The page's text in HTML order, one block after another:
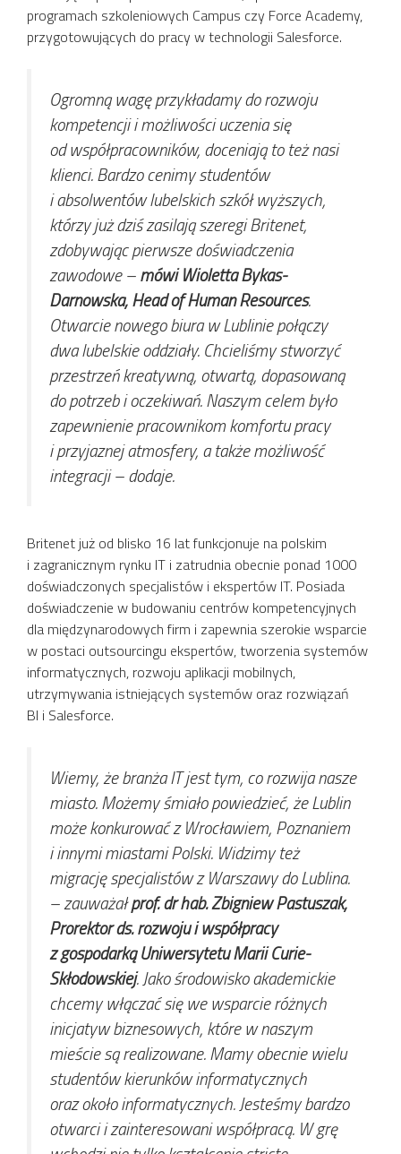
programach szkoleniowych Campus czy Force Academy,
przygotowujących do pracy w technologii Salesforce.
Ogromną wagę przykładamy do rozwoju
kompetencji i możliwości uczenia się
od współpracowników, doceniają to też nasi
klienci. Bardzo cenimy studentów
i absolwentów lubelskich szkół wyższych,
którzy już dziś zasilają szeregi Britenet,
zdobywając pierwsze doświadczenia
zawodowe–mówi Wioletta Bykas-
Darnowska, Head of Human Resources.
Otwarcie nowego biura w Lublinie połączy
dwa lubelskie oddziały. Chcieliśmy stworzyć
przestrzeń kreatywną, otwartą, dopasowaną
do potrzeb i oczekiwań. Naszym celem było
zapewnienie pracownikom komfortu pracy
i przyjaznej atmosfery, a także możliwość
integracji– dodaje.
Britenet już od blisko 16 lat funkcjonuje na polskim
i zagranicznym rynku IT i zatrudnia obecnie ponad 1000
doświadczonych specjalistów i ekspertów IT. Posiada
doświadczenie w budowaniu centrów kompetencyjnych
dla międzynarodowych firm i zapewnia szerokie wsparcie
w postaci outsourcingu ekspertów, tworzenia systemów
informatycznych, rozwoju aplikacji mobilnych,
utrzymywania istniejących systemów oraz rozwiązań
BI i Salesforce.
Wiemy, że branża IT jest tym, co rozwija nasze
miasto. Możemy śmiało powiedzieć, że Lublin
może konkurować z Wrocławiem, Poznaniem
i innymi miastami Polski. Widzimy też
migrację specjalistów z Warszawy do Lublina.
– zauważałprof. dr hab. Zbigniew Pastuszak,
Prorektor ds. rozwoju i współpracy
z gospodarką Uniwersytetu Marii Curie-
Skłodowskiej.Jako środowisko akademickie
chcemy włączać się we wsparcie różnych
inicjatyw biznesowych, które w naszym
mieście są realizowane. Mamy obecnie wielu
studentów kierunków informatycznych
oraz około informatycznych. Jesteśmy bardzo
otwarci i zainteresowani współpracą. W grę